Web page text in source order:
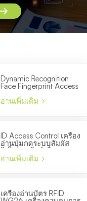
Dynamic Recognition
Face Fingerprint Access
Control และ Time
Attendance Machine
อ่านเพิ่มเติม
ID Access Control เครื่อง
อ่านปุ่มกดระบบสัมผัส
อิเล็กทรอนิกส์เพื่อควบคุม
ประตู
อ่านเพิ่มเติม
เครื่องอ่านบัตร RFID